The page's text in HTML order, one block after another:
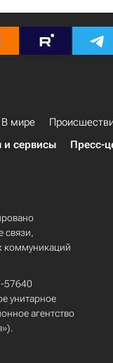
В мире
и сервисы Пресс-
связи,
коммуникаций
57640
унитарное
агентство